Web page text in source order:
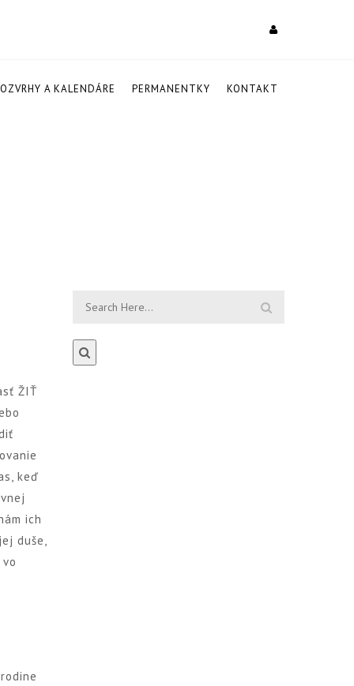
A KALENDÁRE PERMANENTKY KONTAKT
ŽIŤ
keď
ich
duše,